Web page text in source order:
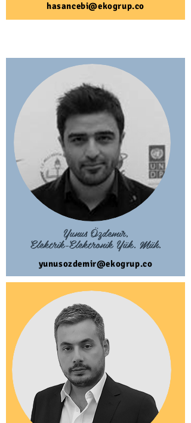
hasancebi@ekogrup.co
Yunus Özdemir,
Elektrik-Elektronik Yük. Müh.
yunusozdemir@ekogrup.co